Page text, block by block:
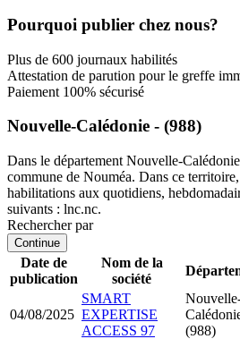
Pourquoi publier chez nous?
Plus de 600 journaux habilités
Attestation de parution pour le greffe
Paiement 100% sécurisé
Nouvelle-Calédonie - (988)
Dans le département Nouvelle-
commune de Nouméa. Dans ce
habilitations aux quotidiens,
suivants : lnc.nc.
Rechercher par
Continue
Date de
publication
Nom de la
société
04/08/2025
SMART
EXPERTISE
ACCESS 97
(988)